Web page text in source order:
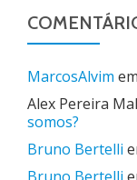
MarcosAlvim em
Alex Pereira
somos?
Bruno Bertelli